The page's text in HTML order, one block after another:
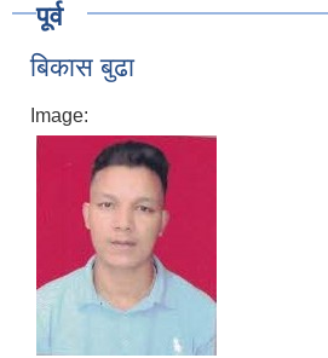
पूर्व
बिकास बुढा
Image: